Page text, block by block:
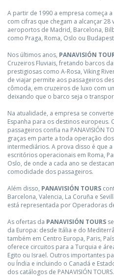
A partir de 1990 a empresa começa
com cifras que chegam a alcançar
aeroportos de Madrid, Barcelona,
como Praga, Roma, Oslo ou
Nos últimos anos, PANAVISIÓN
Cruzeiros Fluviais, fretando barcos
prestigiosas como A-Rosa, Viking
de viajar permite aos passageiros
cômoda, em cruzeiros de luxo com
deixando que o barco seja o
Na atualidade, a empresa se
Espanha para os destinos europeus.
passageiros confia na PANAVISIÓN
graças em parte a toda operação
intermediários. A prova disso é que a
escritórios operacionais em Roma,
Oslo, de onde a cada ano se
comodidade dos passageiros.
Além disso, PANAVISIÓN TOURS
Barcelona, Valencia, La Coruña e
está representada por Operadoras
As ofertas da PANAVISIÓN TOURS
da Europa: desde Itália e do
também em Centro Europa, Paris,
oferece circuitos para a Turquia e
Egito ou Israel. Outros importantes
ou Índia e incluindo o Canadá e
dos catálogos de PANAVISIÓN TOURS.